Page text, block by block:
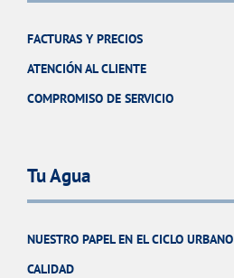
FACTURAS Y PRECIOS
ATENCIÓN AL CLIENTE
COMPROMISO DE SERVICIO
Tu Agua
NUESTRO PAPEL EN EL CICLO URBANO
CALIDAD